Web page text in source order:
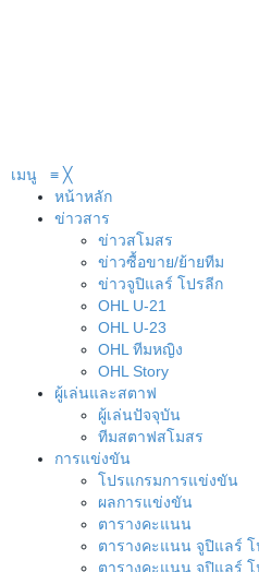
เมนู ≡ ╳
หน้าหลัก
ข่าวสาร
ข่าวสโมสร
ข่าวซื้อขาย/ย้ายทีม
ข่าวจูปิแลร์ โปรลีก
OHL U-21
OHL U-23
OHL ทีมหญิง
OHL Story
ผู้เล่นและสตาฟ
ผู้เล่นปัจจุบัน
ทีมสตาฟสโมสร
การแข่งขัน
โปรแกรมการแข่งขัน
ผลการแข่งขัน
ตารางคะแนน
ตารางคะแนน จูปิแลร์ โ
ตารางคะแนน จูปิแลร์ โ